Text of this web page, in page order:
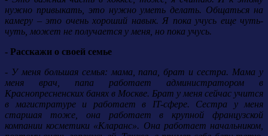
нужно привыкать, это нужно уметь делать. Общаться на
камеру – это очень хороший навык. Я пока учусь еще чуть-
чуть, может не получается у меня, но пока учусь.
- Расскажи о своей семье
- У меня большая семья: мама, папа, брат и сестра. Мама у
меня врач, папа работает администратором в
Краснопресненских банях в Москве. Брат у меня сейчас учится
в магистратуре и работает в IT-сфере. Сестра у меня
старшая тоже, она работает в крупной французской
компании косметики «Кларанс». Она работает начальником,